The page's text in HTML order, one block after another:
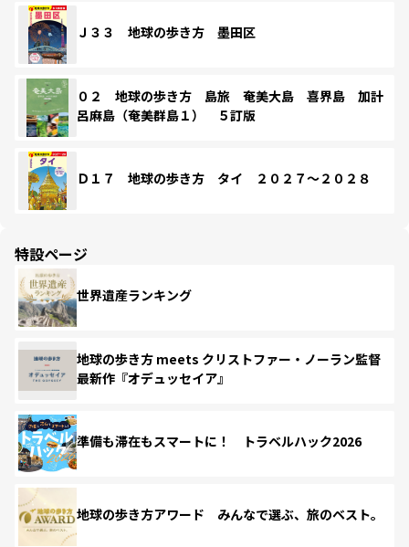
Ｊ３３ 地球の歩き方 墨田区
０２ 地球の歩き方 島旅 奄美大島 喜界島 加計
呂麻島（奄美群島１） ５訂版
Ｄ１７ 地球の歩き方 タイ ２０２７～２０２８
特設ページ
世界遺産ランキング
地球の歩き方 meets クリストファー・ノーラン監督
最新作『オデュッセイア』
準備も滞在もスマートに！ トラベルハック2026
地球の歩き方アワード みんなで選ぶ、旅のベスト。